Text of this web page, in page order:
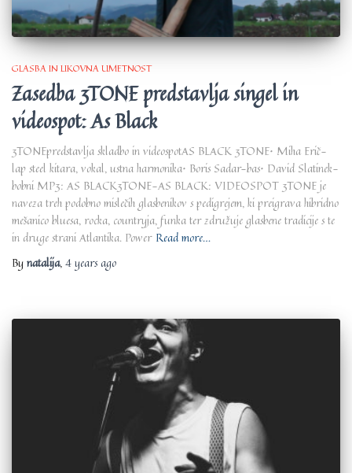
GLASBA IN LIKOVNA UMETNOST
Zasedba 3TONE predstavlja singel in
videospot: As Black
3TONEpredstavlja skladbo in videospotAS BLACK 3TONE• Miha Erič-
lap steel kitara, vokal, ustna harmonika• Boris Sadar-bas• David Slatinek-
bobni MP3: AS BLACK3TONE-AS BLACK: VIDEOSPOT 3TONE je
naveza treh podobno mislečih glasbenikov s pedigrejem, ki preigrava hibridno
mešanico bluesa, rocka, countryja, funka ter združuje glasbene tradicije s te
in druge strani Atlantika. Power Read more…
Bynatalija,4 yearsago